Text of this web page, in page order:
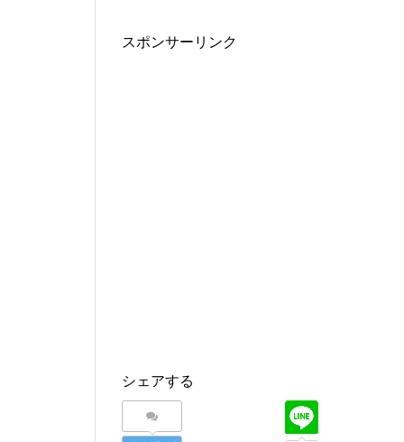
スポンサーリンク
シェアする